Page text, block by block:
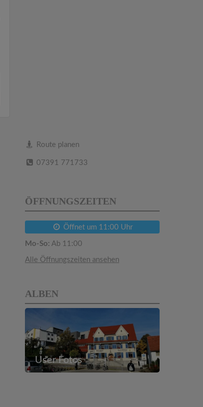
Route planen
07391 771733
ÖFFNUNGSZEITEN
Öffnet um 11:00 Uhr
Mo-So: Ab 11:00
Alle Öffnungszeiten ansehen
ALBEN
User Fotos